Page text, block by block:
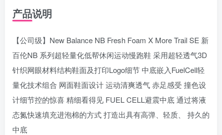
产品说明
【公司级】New Balance NB Fresh Foam X More Trail SE 新
百伦NB 系列超轻量化低帮休闲运动慢跑鞋 采用超轻透气3D
针织网眼材料结构鞋面及打印Logo细节 中底嵌入FuelCell轻
量化技术组合 网面鞋面设计 运动清爽透气 赤足感受 撞色设
计细节控的惊喜 精细看得见 FUEL CELL避震中底 通过将液
态氮快速填充进泡棉的方式 打造出具有高弹、轻质、 持久的
中底